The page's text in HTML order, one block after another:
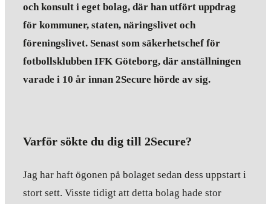
och konsult i eget bolag, där han utfört uppdrag
för kommuner, staten, näringslivet och
föreningslivet. Senast som säkerhetschef för
fotbollsklubben IFK Göteborg, där anställningen
varade i 10 år innan 2Secure hörde av sig.
Varför sökte du dig till 2Secure?
Jag har haft ögonen på bolaget sedan dess uppstart i
stort sett. Visste tidigt att detta bolag hade stor